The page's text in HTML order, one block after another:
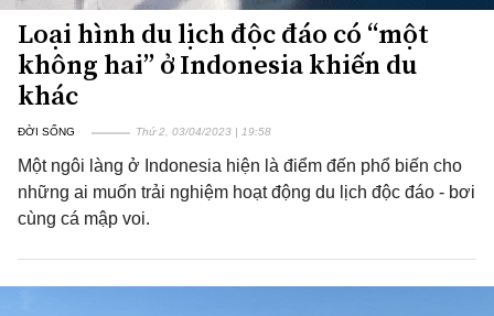
Loại hình du lịch độc đáo có “một
không hai” ở Indonesia khiến du
khác
ĐỜI SỐNG Thứ 2, 03/04/2023 | 19:58
Một ngôi làng ở Indonesia hiện là điểm đến phổ biến cho
những ai muốn trải nghiệm hoạt động du lịch độc đáo - bơi
cùng cá mập voi.